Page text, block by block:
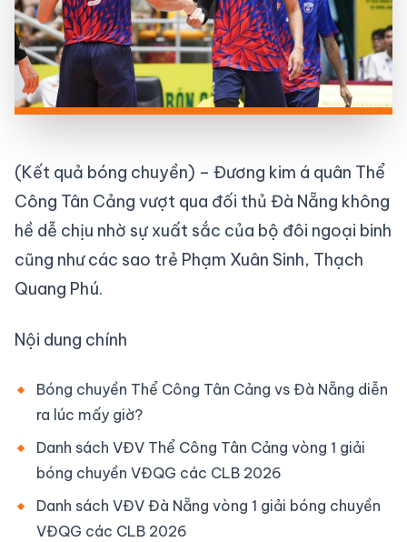
(Kết quả bóng chuyền) – Đương kim á quân Thể
Công Tân Cảng vượt qua đối thủ Đà Nẵng không
hề dễ chịu nhờ sự xuất sắc của bộ đôi ngoại binh
cũng như các sao trẻ Phạm Xuân Sinh, Thạch
Quang Phú.
Nội dung chính
Bóng chuyền Thể Công Tân Cảng vs Đà Nẵng diễn
ra lúc mấy giờ?
Danh sách VĐV Thể Công Tân Cảng vòng 1 giải
bóng chuyền VĐQG các CLB 2026
Danh sách VĐV Đà Nẵng vòng 1 giải bóng chuyền
VĐQG các CLB 2026